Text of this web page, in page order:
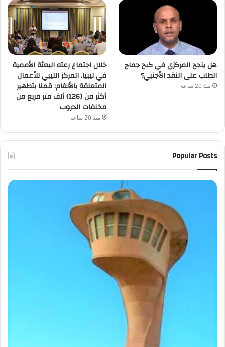
هل ينجح المركزي في كبح جماح
الطلب على النقد الأجنبي؟
منذ 20 ساعة
خلال اجتماع رعته البعثة الأممية
في ليبيا. المركز الليبي للأعمال
المتعلقة بالألغام: قمنا بتطهير
أكثر من (126) ألف متر مربع من
مخلفات الحروب
منذ 20 ساعة
Popular Posts